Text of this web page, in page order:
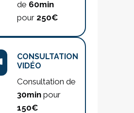
de 60min
pour 250€
CONSULTATION
VIDÉO
Consultation de
30min pour
150€